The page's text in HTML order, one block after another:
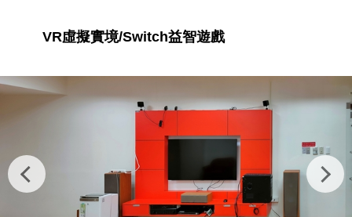
VR虛擬實境/Switch益智遊戲